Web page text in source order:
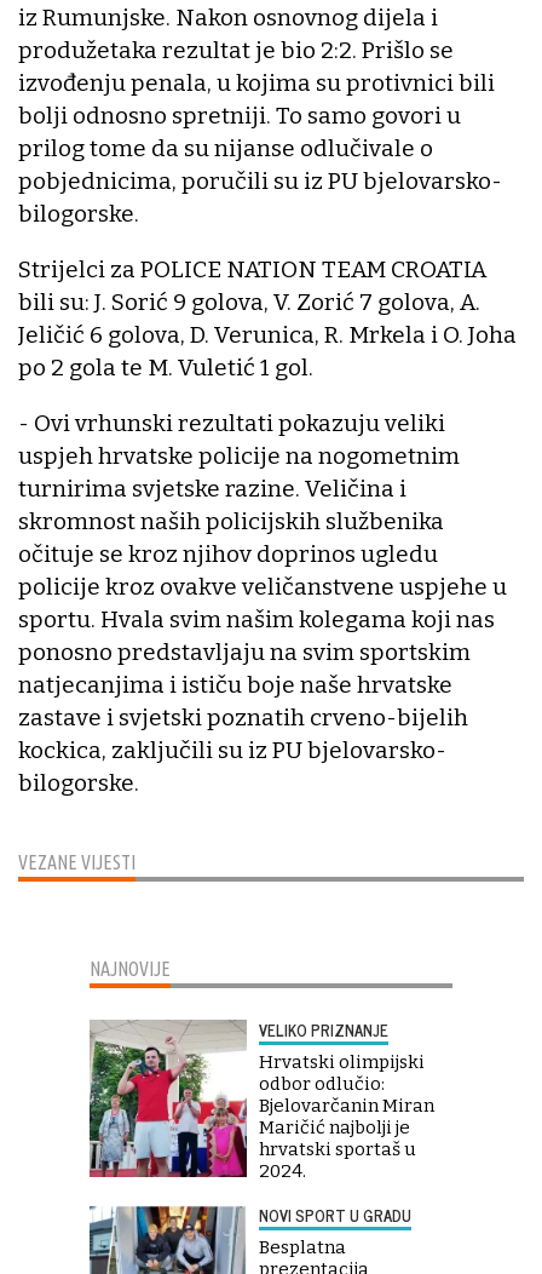
VEZANE VIJESTI
iz Rumunjske. Nakon osnovnog dijela i
produžetaka rezultat je bio 2:2. Prišlo se
izvođenju penala, u kojima su protivnici bili
bolji odnosno spretniji. To samo govori u
prilog tome da su nijanse odlučivale o
pobjednicima, poručili su iz PU bjelovarsko-
bilogorske.
Strijelci za POLICE NATION TEAM CROATIA
bili su: J. Sorić 9 golova, V. Zorić 7 golova, A.
Jeličić 6 golova, D. Verunica, R. Mrkela i O. Joha
po 2 gola te M. Vuletić 1 gol.
- Ovi vrhunski rezultati pokazuju veliki
uspjeh hrvatske policije na nogometnim
turnirima svjetske razine. Veličina i
skromnost naših policijskih službenika
očituje se kroz njihov doprinos ugledu
policije kroz ovakve veličanstvene uspjehe u
sportu. Hvala svim našim kolegama koji nas
ponosno predstavljaju na svim sportskim
natjecanjima i ističu boje naše hrvatske
zastave i svjetski poznatih crveno-bijelih
kockica, zaključili su iz PU bjelovarsko-
bilogorske.
NAJNOVIJE
VELIKO PRIZNANJE
Hrvatski olimpijski
odbor odlučio:
Bjelovarčanin Miran
Maričić najbolji je
hrvatski sportaš u
2024.
NOVI SPORT U GRADU
Besplatna
prezentacija